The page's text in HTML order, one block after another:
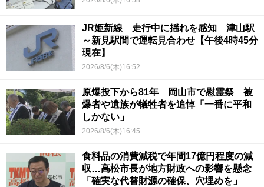
JR姫新線 走行中に揺れを感知 津山駅
～新見駅間で運転見合わせ【午後4時45分
現在】
2026/8/6(木)16:52
原爆投下から81年 岡山市で慰霊祭 被
爆者や遺族が犠牲者を追悼「一番に平和
しかない」
2026/8/6(木)16:45
食料品の消費減税で年間17億円程度の減
収…高松市長が地方財政への影響を懸念
「確実な代替財源の確保、穴埋めを」